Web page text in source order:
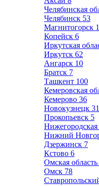
Челябинская
Челябинск 53
Магнитогорск
Копейск 6
Иркутская
Иркутск 62
Ангарск 10
Братск 7
Ташкент 100
Кемеровская
Кемерово 36
Новокузнецк 31
Прокопьевск 5
Нижегородская
Нижний
Дзержинск 7
Кстово 6
Омская область
Омск 78